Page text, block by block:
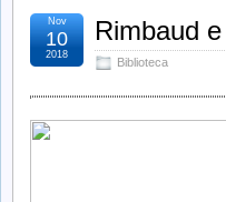
Rimbaud
Biblioteca
Nov
10
2018